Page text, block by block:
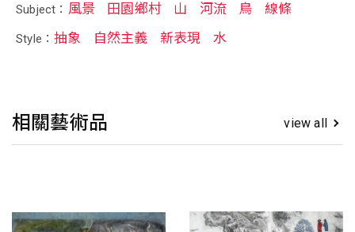
Subject： 風景 田園鄉村 山 河流 鳥 線條
Style：抽象 自然主義 新表現 水
相關藝術品 view all